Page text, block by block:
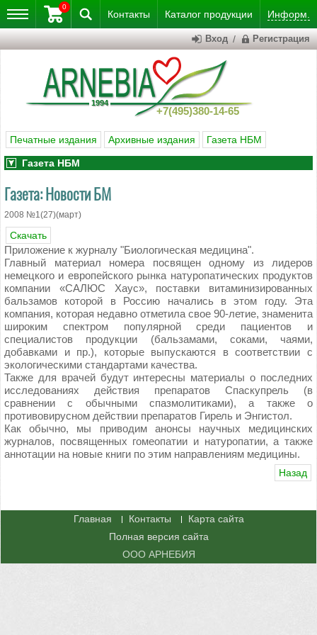
Контакты Каталог продукции Информ.
+7(495)380-14-65
0
Вход / Регистрация
Печатные издания Архивные издания Газета НБМ
Газета НБМ
Газета: Новости БМ
2008 №1(27)(март)
Скачать
Приложение к журналу "Биологическая медицина".
Главный материал номера посвящен одному из лидеров
немецкого и европейского рынка натуропатических продуктов
компании «САЛЮС Хаус», поставки витаминизированных
бальзамов которой в Россию начались в этом году. Эта
компания, которая недавно отметила свое 90-летие, знаменита
широким спектром популярной среди пациентов и
специалистов продукции (бальзамами, соками, чаями,
добавками и пр.), которые выпускаются в соответствии с
экологическими стандартами качества.
Также для врачей будут интересны материалы о последних
исследованиях действия препаратов Спаскупрель (в
сравнении с обычными спазмолитиками), а также о
противовирусном действии препаратов Гирель и Энгистол.
Как обычно, мы приводим анонсы научных медицинских
журналов, посвященных гомеопатии и натуропатии, а также
аннотации на новые книги по этим направлениям медицины.
Назад
Главная Контакты
Карта сайта
Полная версия сайта
ООО АРНЕБИЯ